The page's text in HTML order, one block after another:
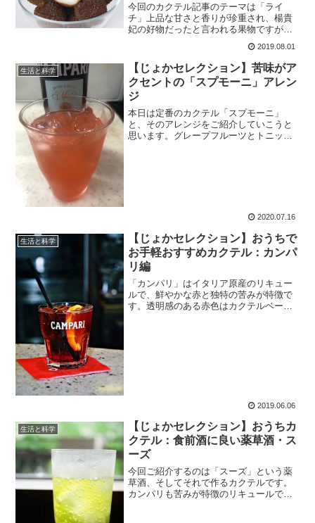
今回のカクテル記事のテーマは「ライ
チ」上品な甘さと香りが珍重され、楊貴
妃の好物だったと言われる果物ですが、
ソ」などが有名です。甘みが強いため、
柑橘類などで酸味を足してやると美味し
いカクテルになります。
2019.08.01
生活と科学
【じょかセレクション】苦味がア
クセントの「スプモーニ」アレン
ジ
本日は定番のカクテル「スプモーニ」
と、そのアレンジをご紹介していこうと
思います。グレープフルーツとトニック
2020.07.16
生活と科学
【じょかセレクション】おうちで
お手軽おすすめカクテル：カンパ
リ編
「カンパリ」はイタリア原産のリキュー
ルで、鮮やかな赤と独特の苦みが特徴で
す。透明感のある赤色はカクテルベース
2019.06.06
生活と科学
【じょかセレクション】おうちカ
クテル：食前酒に良い薬草酒・ス
ーズ
今回ご紹介するのは「スーズ」という薬
草酒、そしてそれで作るカクテルです。
カンパリも苦みが特徴のリキュールでし